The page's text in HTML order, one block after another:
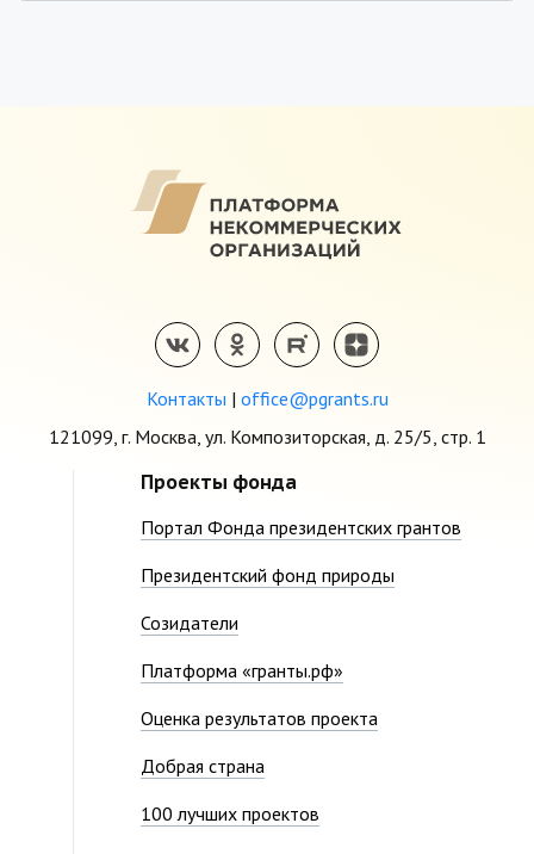
Контакты | office@pgrants.ru
121099, г. Москва, ул. Композиторская, д. 25/5, стр. 1
Проекты фонда
Портал Фонда президентских грантов
Президентский фонд природы
Созидатели
Платформа «гранты.рф»
Оценка результатов проекта
Добрая страна
100 лучших проектов